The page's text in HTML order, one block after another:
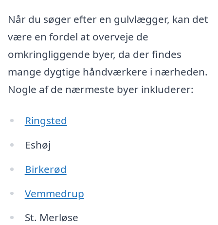
Når du søger efter en gulvlægger, kan det
være en fordel at overveje de
omkringliggende byer, da der findes
mange dygtige håndværkere i nærheden.
Nogle af de nærmeste byer inkluderer:
Ringsted
Eshøj
Birkerød
Vemmedrup
St. Merløse